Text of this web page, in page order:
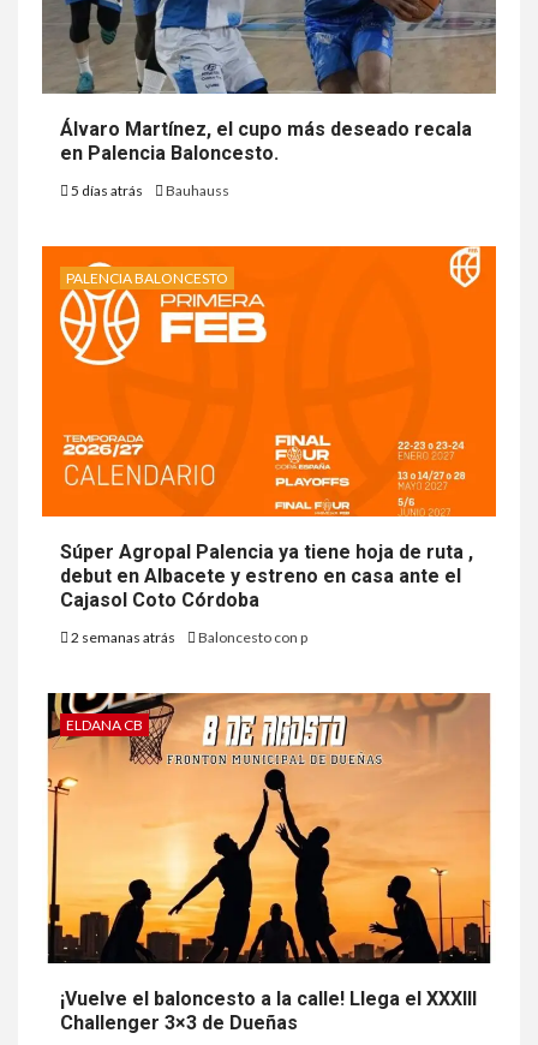
Álvaro Martínez, el cupo más deseado recala
en Palencia Baloncesto.
5 días atrás Bauhauss
PALENCIA BALONCESTO
Súper Agropal Palencia ya tiene hoja de ruta ,
debut en Albacete y estreno en casa ante el
Cajasol Coto Córdoba
2 semanas atrás Baloncesto con p
ELDANA CB
¡Vuelve el baloncesto a la calle! Llega el XXXIII
Challenger 3×3 de Dueñas